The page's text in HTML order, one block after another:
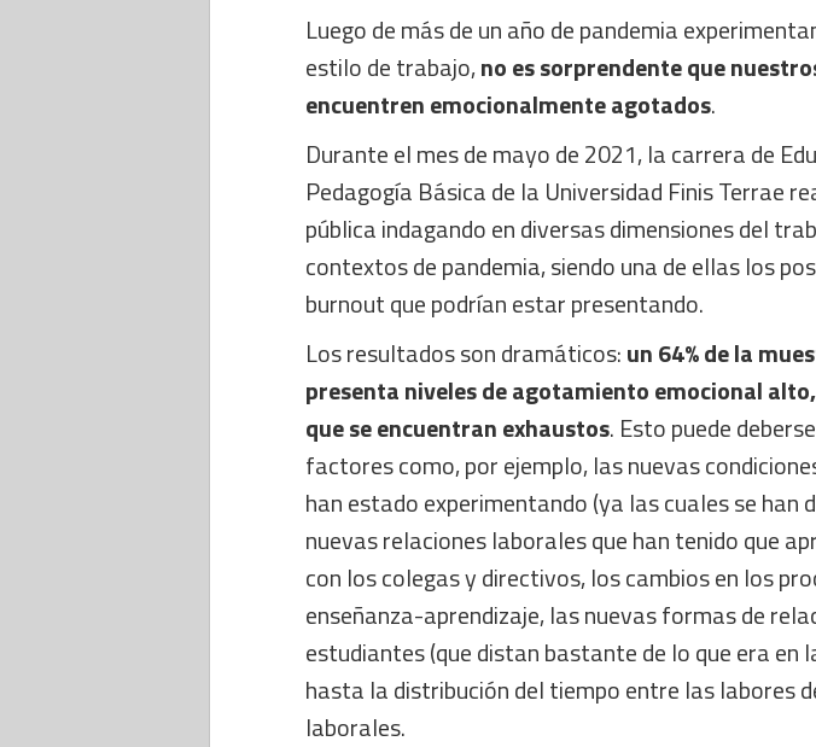
Luego de más de un año de pandemia
estilo de trabajo,no es sorprendente que
encuentren emocionalmente agotados.
Durante el mes de mayo de 2021, la carrera de
Pedagogía Básica de la Universidad Finis Terrae
pública indagando en diversas dimensiones del
contextos de pandemia, siendo una de ellas los
burnout que podrían estar presentando.
Los resultados son dramáticos:un 64% de la
presenta niveles de agotamiento emocional
que se encuentran exhaustos. Esto puede
factores como, por ejemplo, las nuevas
han estado experimentando (ya las cuales se han
nuevas relaciones laborales que han tenido que
con los colegas y directivos, los cambios en los
enseñanza-aprendizaje, las nuevas formas de
estudiantes (que distan bastante de lo que era en
hasta la distribución del tiempo entre las labores
laborales.